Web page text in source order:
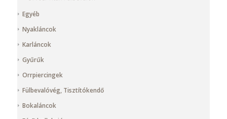
Egyéb
Nyakláncok
Karláncok
Gyűrűk
Orrpiercingek
Fülbevalóvég, Tisztítókendő
Bokaláncok